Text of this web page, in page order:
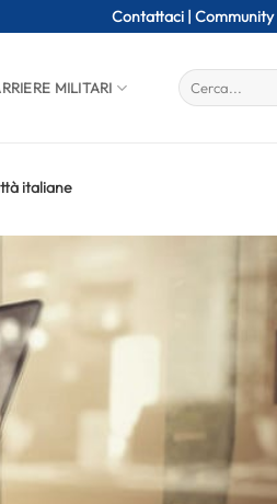
Contattaci | Community
MILITARI
italiane